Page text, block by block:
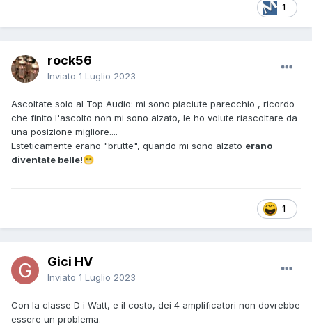
1
rock56
Inviato 1 Luglio 2023
Ascoltate solo al Top Audio: mi sono piaciute parecchio , ricordo
che finito l'ascolto non mi sono alzato, le ho volute riascoltare da
una posizione migliore....
Esteticamente erano "brutte", quando mi sono alzato erano
diventate belle!😁
1
Gici HV
Inviato 1 Luglio 2023
Con la classe D i Watt, e il costo, dei 4 amplificatori non dovrebbe
essere un problema.